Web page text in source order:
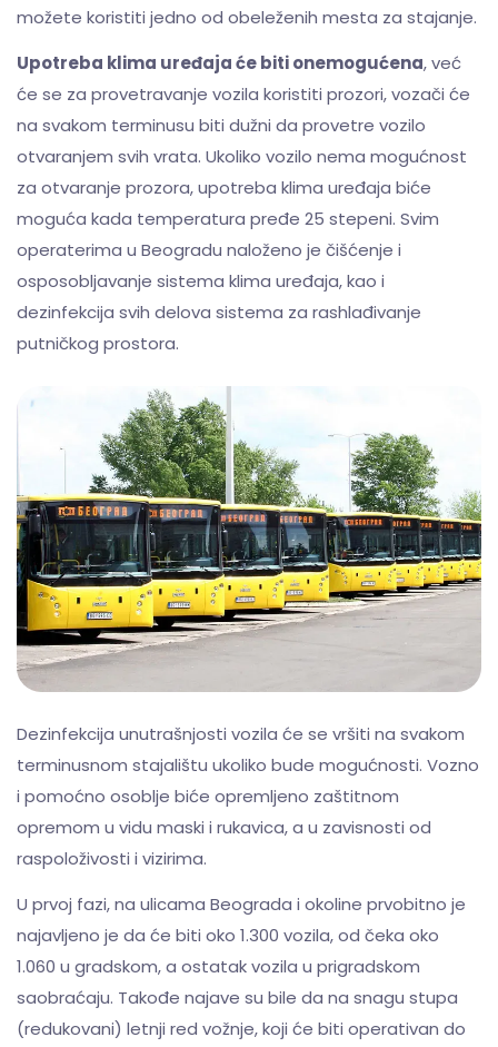
možete koristiti jedno od obeleženih mesta za stajanje.
Upotreba klima uređaja će biti onemogućena, već
će se za provetravanje vozila koristiti prozori, vozači će
na svakom terminusu biti dužni da provetre vozilo
otvaranjem svih vrata. Ukoliko vozilo nema mogućnost
za otvaranje prozora, upotreba klima uređaja biće
moguća kada temperatura pređe 25 stepeni. Svim
operaterima u Beogradu naloženo je čišćenje i
osposobljavanje sistema klima uređaja, kao i
dezinfekcija svih delova sistema za rashlađivanje
putničkog prostora.
Dezinfekcija unutrašnjosti vozila će se vršiti na svakom
terminusnom stajalištu ukoliko bude mogućnosti. Vozno
i pomoćno osoblje biće opremljeno zaštitnom
opremom u vidu maski i rukavica, a u zavisnosti od
raspoloživosti i vizirima.
U prvoj fazi, na ulicama Beograda i okoline prvobitno je
najavljeno je da će biti oko 1.300 vozila, od čeka oko
1.060 u gradskom, a ostatak vozila u prigradskom
saobraćaju. Takođe najave su bile da na snagu stupa
(redukovani) letnji red vožnje, koji će biti operativan do